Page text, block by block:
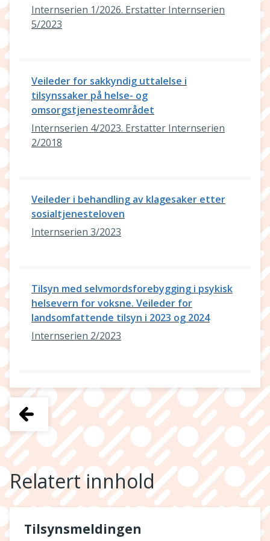
Internserien 1/2026. Erstatter Internserien
5/2023
Veileder for sakkyndig uttalelse i
tilsynssaker på helse- og
omsorgstjenesteområdet
Internserien 4/2023. Erstatter Internserien
2/2018
Veileder i behandling av klagesaker etter
sosialtjenesteloven
Internserien 3/2023
Tilsyn med selvmordsforebygging i psykisk
helsevern for voksne. Veileder for
landsomfattende tilsyn i 2023 og 2024
Internserien 2/2023
Relatert innhold
Tilsynsmeldingen